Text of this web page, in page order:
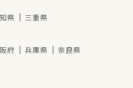
県 三重県
府 兵庫県
奈良県